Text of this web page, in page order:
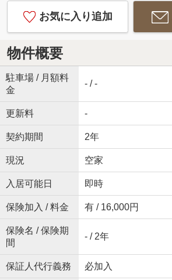
お気に入り追加
物件概要
駐車場 / 月額料
金
- / -
更新料 -
契約期間 2年
現況 空家
入居可能日 即時
保険加入 / 料金 有 / 16,000円
保険名 / 保険期
間
- / 2年
保証人代行義務 必加入